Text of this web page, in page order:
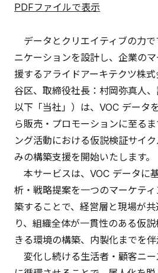
PDFファイルで表示
データとクリエイティブの力で
ニケーションを設計し、企業の
援するアライドアーキテクツ株
谷区、取締役社長：村岡弥真人、
以下「当社」）は、VOC データ
ら販売・プロモーションに至る
ング活動における仮説検証サイ
みの構築支援を開始いたします。
本サービスは、VOC データに
析・戦略提案を一つのマーケテ
築することで、経営層と現場が
り、組織全体が一貫性のある仮
きる環境の構築、内製化までを伴
変化し続ける生活者・顧客ニー